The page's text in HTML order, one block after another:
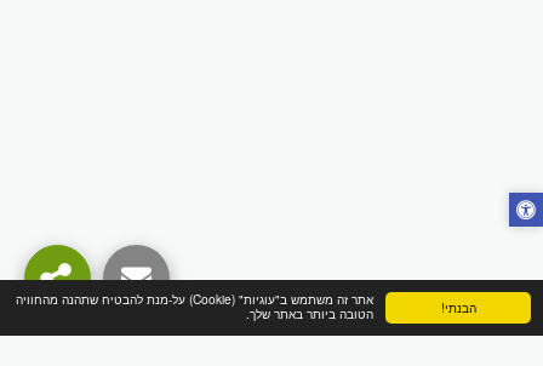
הבנתי!
אתר זה משתמש ב"עוגיות" (Cookie) על-מנת להבטיח שתהנה מהחוויה
הטובה ביותר באתר שלך.